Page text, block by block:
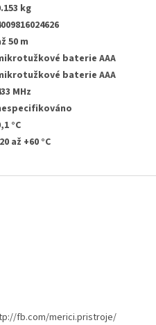
kg
50 m
baterie AAA
baterie AAA
MHz
°C
až +60 °C
fb.com/merici.pristroje/